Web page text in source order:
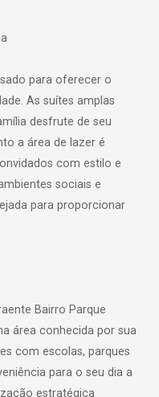
para oferecer o
As suítes amplas
desfrute de seu
a área de lazer é
com estilo e
sociais e
para proporcionar
Bairro Parque
área conhecida por sua
com escolas, parques
para o seu dia a
estratégica